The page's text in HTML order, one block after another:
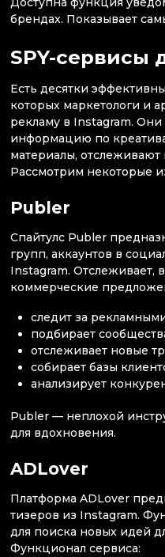
брендах. Показывает
SPY-сервисы
Есть десятки
которых маркетологи и
рекламу в Instagram.
информацию по
материалы,
Рассмотрим некоторые
Publer
Спайтулс Publer
групп, аккаунтов в
Instagram. Отслеживает,
коммерческие
следит за
подбирает
отслеживает новые
собирает базы
анализирует
Publer — неплохой
для вдохновения.
ADLover
Платформа ADLover
тизеров из Instagram.
для поиска новых идей
Функционал сервиса: